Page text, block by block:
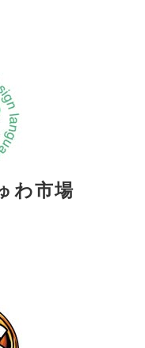
わ市場